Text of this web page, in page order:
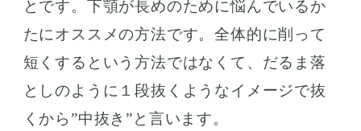
とです。下顎が長めのために悩んでいるか
たにオススメの方法です。全体的に削って
短くするという方法ではなくて、だるま落
としのように１段抜くようなイメージで抜
くから”中抜き”と言います。